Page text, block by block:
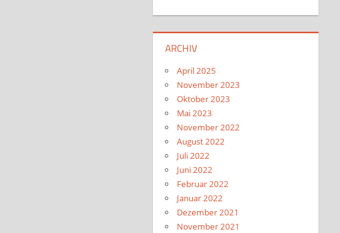
ARCHIV
April 2025
November 2023
Oktober 2023
Mai 2023
November 2022
August 2022
Juli 2022
Juni 2022
Februar 2022
Januar 2022
Dezember 2021
November 2021